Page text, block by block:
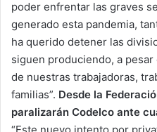
poder enfrentar las graves
generado esta pandemia,
ha querido detener las
siguen produciendo, a
de nuestras trabajadoras,
familias”. Desde la
paralizarán Codelco ante